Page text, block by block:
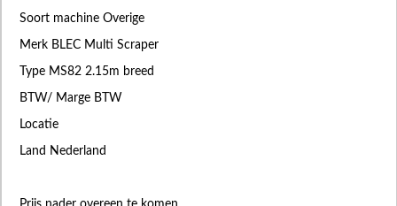
Soort machine Overige
Merk BLEC Multi Scraper
Type MS82 2.15m breed
BTW/ Marge BTW
Locatie
Land Nederland